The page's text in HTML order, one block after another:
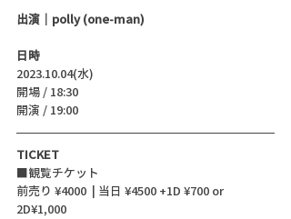
出演｜polly (one-man)
日時
2023.10.04(水)
開場 / 18:30
開演 / 19:00
TICKET
■観覧チケット
前売り ¥4000  | 当日 ¥4500 +1D ¥700 or
2D¥1,000